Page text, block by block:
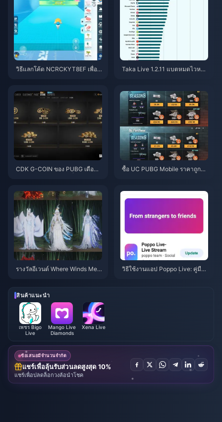
วิธีแลกโค้ด NCRCKYT8EF เพื่อรั
Taka Live 1.2.11 แบตหมดไวหลัง
CDK G-COIN ของ PUBG เดือนมิ
ซื้อ UC PUBG Mobile ราคาถูกสำ
กเกจที่คุ้มที่สุด และวิธีเติมเงินที่ปล
อดภัย
รางวัลอีเวนต์ Where Winds Mee
ะลำดับความสำคัญ
วิธีใช้งานแอป Poppo Live: คู่มือ
สินค้าแนะนำ
เพชร Bigo
Live
Mango Live
Diamonds
Xena Live
ข้อเสนอมีจำนวนจำกัด
แชร์เพื่อลุ้นรับส่วนลดสูงสุด 10%
แชร์เพื่อปลดล็อกวงล้อนำโชค